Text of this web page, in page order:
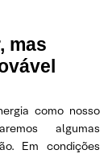
mas
como nosso
algumas
Em condições